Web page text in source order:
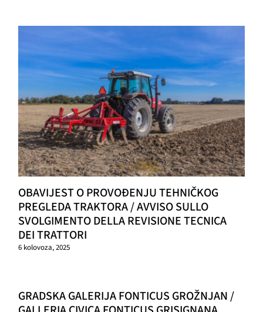
OBAVIJEST O PROVOĐENJU TEHNIČKOG
PREGLEDA TRAKTORA / AVVISO SULLO
SVOLGIMENTO DELLA REVISIONE TECNICA
DEI TRATTORI
6 kolovoza, 2025
GRADSKA GALERIJA FONTICUS GROŽNJAN /